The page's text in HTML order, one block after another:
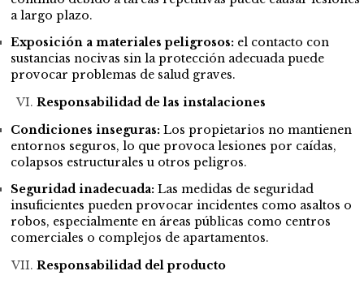
a largo plazo.
Exposición a materiales peligrosos: el contacto con
sustancias nocivas sin la protección adecuada puede
provocar problemas de salud graves.
Responsabilidad de las instalaciones
Condiciones inseguras: Los propietarios no mantienen
entornos seguros, lo que provoca lesiones por caídas,
colapsos estructurales u otros peligros.
Seguridad inadecuada: Las medidas de seguridad
insuficientes pueden provocar incidentes como asaltos o
robos, especialmente en áreas públicas como centros
comerciales o complejos de apartamentos.
Responsabilidad del producto